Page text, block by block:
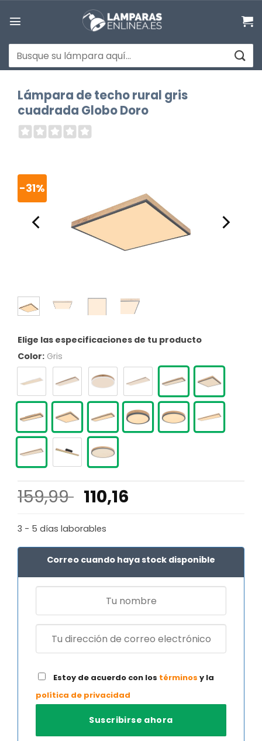
Buscar
por:
Lámpara de techo rural gris
cuadrada Globo Doro
-31%
Elige las especificaciones de tu producto
Color: Gris
159,99 El
precio
original
era:
159,99 €.
110,16
es:
110,16 €.
3 - 5 días laborables
Correo cuando haya stock disponible
Estoy de acuerdo con los términos y la
política de privacidad